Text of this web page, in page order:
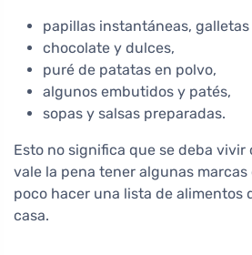
papillas instantáneas,
chocolate y dulces,
puré de patatas en polvo,
algunos embutidos y patés,
sopas y salsas preparadas.
Esto no significa que se deba vivir
vale la pena tener algunas
poco hacer una lista de alimentos
casa.